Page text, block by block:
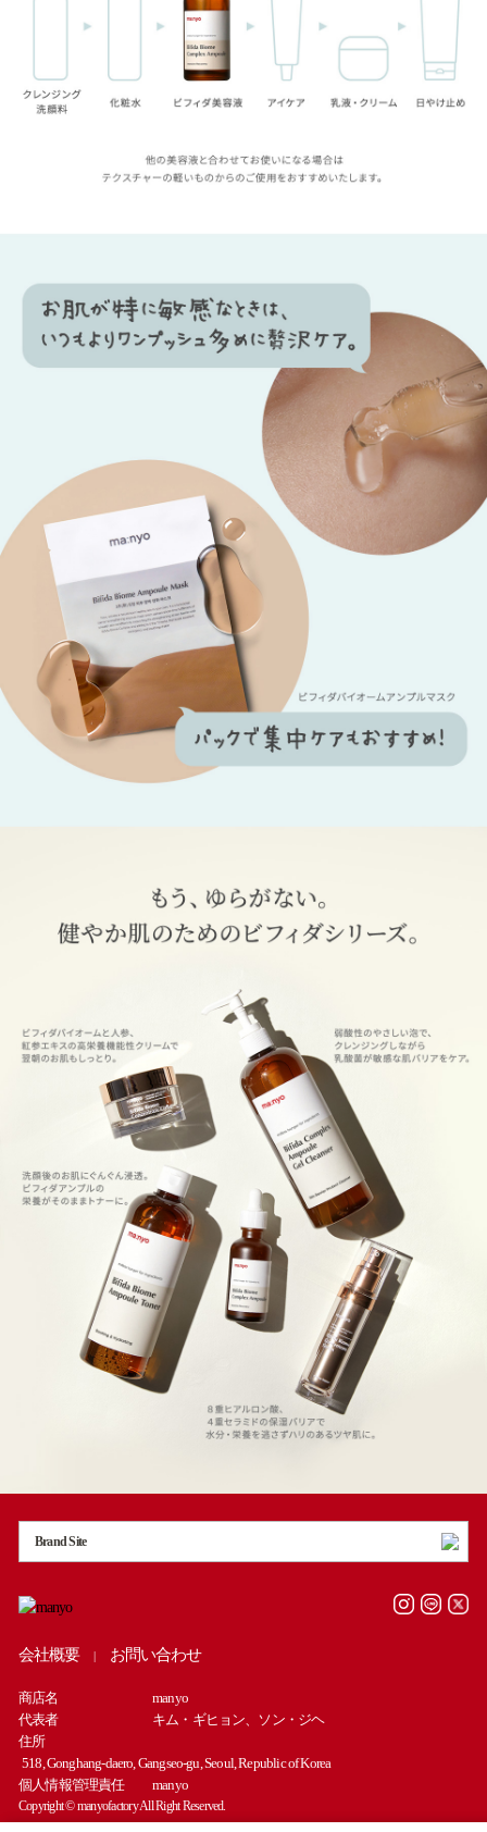
Brand Site
会社概要 | お問い合わせ
商店名
manyo
代表者
キム・ギヒョン、ソン・ジヘ
住所
518, Gonghang-daero, Gangseo-gu, Seoul, Republic of Korea
個人情報管理責任
manyo
Copyright © manyofactory All Right Reserved.